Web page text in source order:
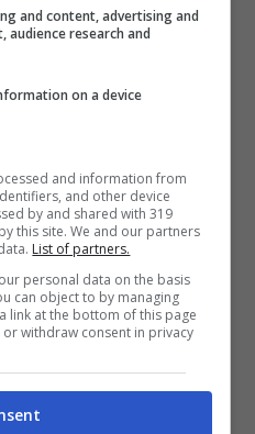
(foto: Instagram
and content, advertising and
audience research and
on a device
and information from
and other device
by and shared with 319
this site. We and our partners
List of partners.
personal data on the basis
can object to by managing
link at the bottom of this page
withdraw consent in privacy